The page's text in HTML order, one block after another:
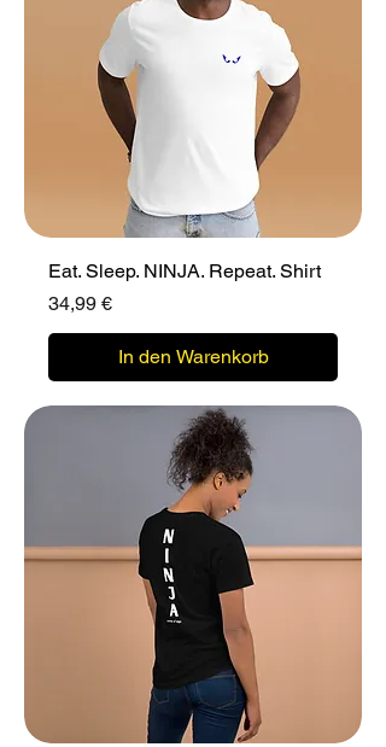
Eat. Sleep. NINJA. Repeat. Shirt
Preis
34,99 €
In den Warenkorb